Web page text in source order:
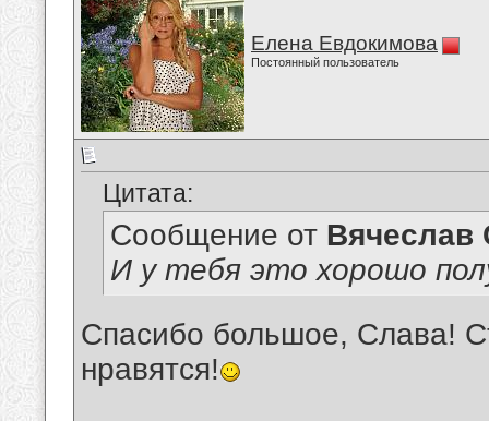
Елена Евдокимова
Постоянный пользователь
Цитата:
Сообщение от Вячеслав
И у тебя это хорошо
Спасибо большое, Слава!
нравятся!